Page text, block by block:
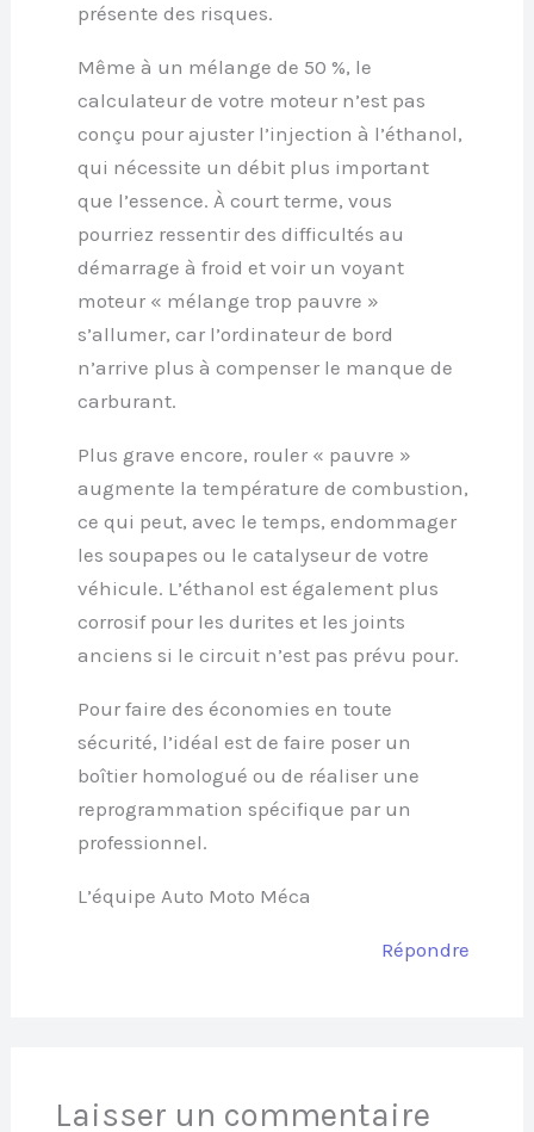
présente des risques.
Même à un mélange de 50 %, le
calculateur de votre moteur n’est pas
conçu pour ajuster l’injection à l’éthanol,
qui nécessite un débit plus important
que l’essence. À court terme, vous
pourriez ressentir des difficultés au
démarrage à froid et voir un voyant
moteur « mélange trop pauvre »
s’allumer, car l’ordinateur de bord
n’arrive plus à compenser le manque de
carburant.
Plus grave encore, rouler « pauvre »
augmente la température de combustion,
ce qui peut, avec le temps, endommager
les soupapes ou le catalyseur de votre
véhicule. L’éthanol est également plus
corrosif pour les durites et les joints
anciens si le circuit n’est pas prévu pour.
Pour faire des économies en toute
sécurité, l’idéal est de faire poser un
boîtier homologué ou de réaliser une
reprogrammation spécifique par un
professionnel.
L’équipe Auto Moto Méca
Répondre
Laisser un commentaire